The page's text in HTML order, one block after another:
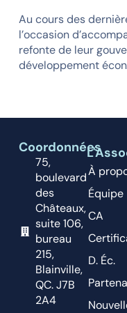
Au cours des
l’occasion
refonte de leur
développement
Coordonnées
75,
boulevard
des
Châteaux,
suite 106,
bureau
215,
Blainville,
QC. J7B
2A4
À
Équipe
CA
D. Éc.